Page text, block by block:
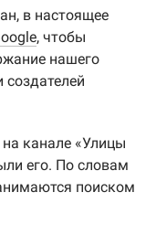
в настоящее
, чтобы
нашего
создателей
канале «Улицы
его. По словам
поиском